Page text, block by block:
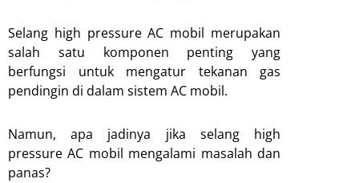
Selang high pressure AC mobil merupakan
salah satu komponen penting yang
berfungsi untuk mengatur tekanan gas
pendingin di dalam sistem AC mobil.
Namun, apa jadinya jika selang high
pressure AC mobil mengalami masalah dan
panas?